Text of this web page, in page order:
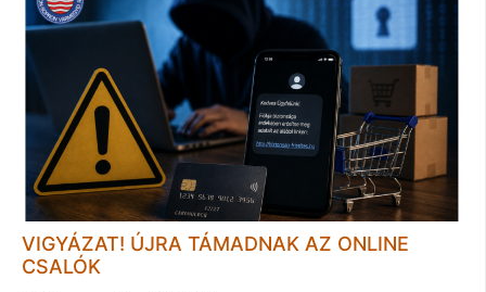
VIGYÁZAT! ÚJRA TÁMADNAK AZ ONLINE
CSALÓK